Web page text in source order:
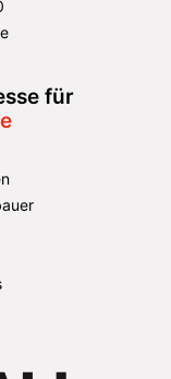
für